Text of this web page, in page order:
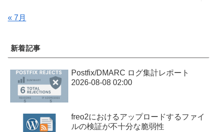
« 7月
新着記事
Postfix/DMARC ログ集計レポート
2026-08-08 02:00
freo2におけるアップロードするファイ
ルの検証が不十分な脆弱性